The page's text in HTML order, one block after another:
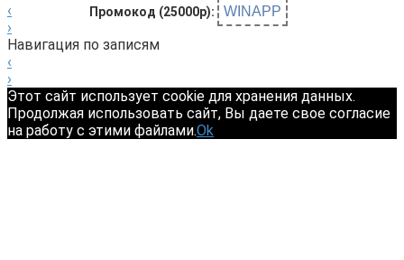
Промокод (25000р): WINAPP
‹
›
Навигация по записям
‹
›
Этот сайт использует cookie для хранения данных.
Продолжая использовать сайт, Вы даете свое согласие
на работу с этими файлами.Ok